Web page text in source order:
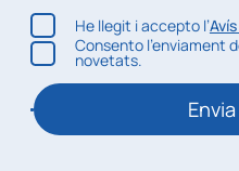
He llegit i accepto l’
Consento l’enviament
novetats.
Envia